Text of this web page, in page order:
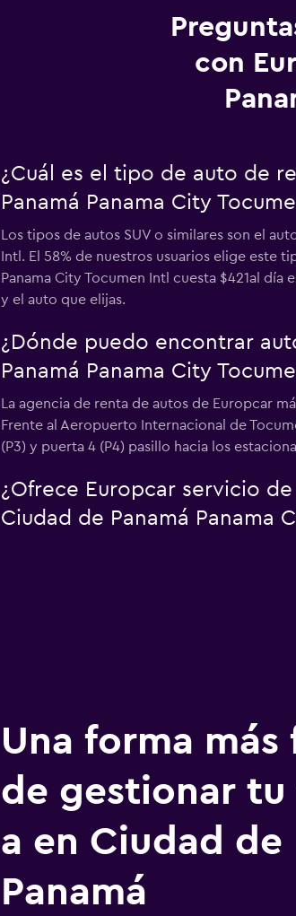
con
¿Cuál es el tipo de auto de
Panamá Panama City
Los tipos de autos SUV o similares son el
Intl. El 58% de nuestros usuarios elige este
Panama City Tocumen Intl cuesta $421al
y el auto que elijas.
¿Dónde puedo encontrar
Panamá Panama City
La agencia de renta de autos de Europcar
Frente al Aeropuerto Internacional de
(P3) y puerta 4 (P4) pasillo hacia los
¿Ofrece Europcar servicio
Ciudad de Panamá Panama
Una forma más
de gestionar tu
a en Ciudad de
Panamá